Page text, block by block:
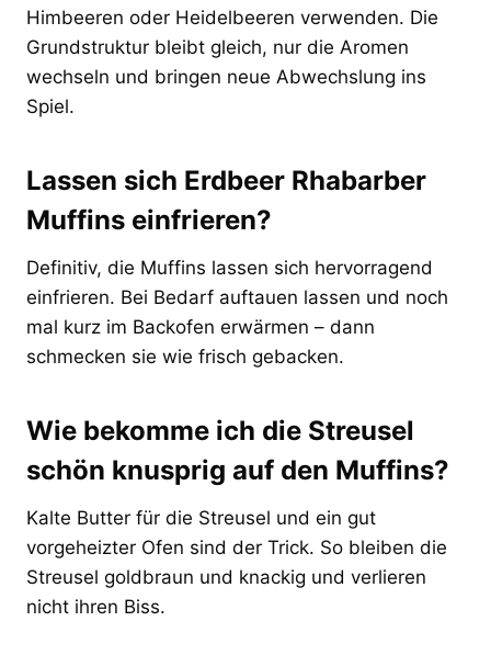
Himbeeren oder Heidelbeeren verwenden. Die
Grundstruktur bleibt gleich, nur die Aromen
wechseln und bringen neue Abwechslung ins
Spiel.
Lassen sich Erdbeer Rhabarber
Muffins einfrieren?
Definitiv, die Muffins lassen sich hervorragend
einfrieren. Bei Bedarf auftauen lassen und noch
mal kurz im Backofen erwärmen – dann
schmecken sie wie frisch gebacken.
Wie bekomme ich die Streusel
schön knusprig auf den Muffins?
Kalte Butter für die Streusel und ein gut
vorgeheizter Ofen sind der Trick. So bleiben die
Streusel goldbraun und knackig und verlieren
nicht ihren Biss.